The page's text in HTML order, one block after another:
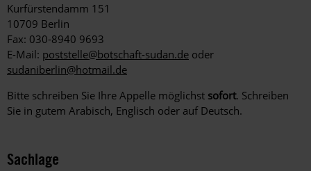
Kurfürstendamm 151
10709 Berlin
Fax: 030-8940 9693
E-Mail: poststelle@botschaft-sudan.de oder
sudaniberlin@hotmail.de
Bitte schreiben Sie Ihre Appelle möglichst sofort. Schreiben
Sie in gutem Arabisch, Englisch oder auf Deutsch.
Sachlage